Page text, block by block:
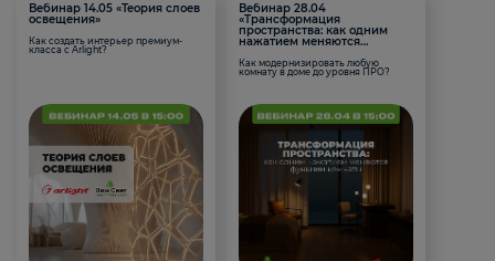
Вебинар 14.05 «Теория слоев
освещения»
Как создать интерьер премиум-
класса с Arlight?
Вебинар 28.04
«Трансформация
пространства: как одним
нажатием меняются
Как модернизировать любую
комнату в доме до уровня ПРО?